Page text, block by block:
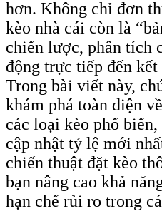
hơn. Không chỉ đơn
kèo nhà cái còn là
chiến lược, phân tích
động trực tiếp đến kết
Trong bài viết này,
khám phá toàn diện
các loại kèo phổ
cập nhật tỷ lệ mới
chiến thuật đặt kèo
bạn nâng cao khả
hạn chế rủi ro trong